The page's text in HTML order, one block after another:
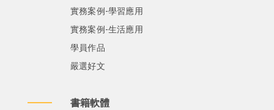
實務案例-學習應用
實務案例-生活應用
學員作品
嚴選好文
書籍軟體